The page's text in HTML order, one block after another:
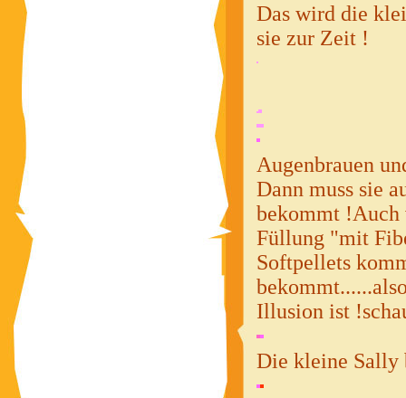
Das wird die
sie zur Zeit !
Augenbrauen
Dann muss sie
bekommt !Auch
Füllung "mit
Softpellets
Illusion ist
Die kleine Sally